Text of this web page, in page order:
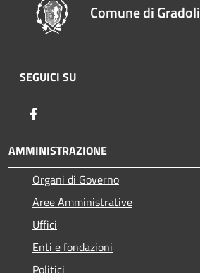
Comune di Gradoli
SEGUICI SU
AMMINISTRAZIONE
Organi di Governo
Aree Amministrative
Uffici
Enti e fondazioni
Politici